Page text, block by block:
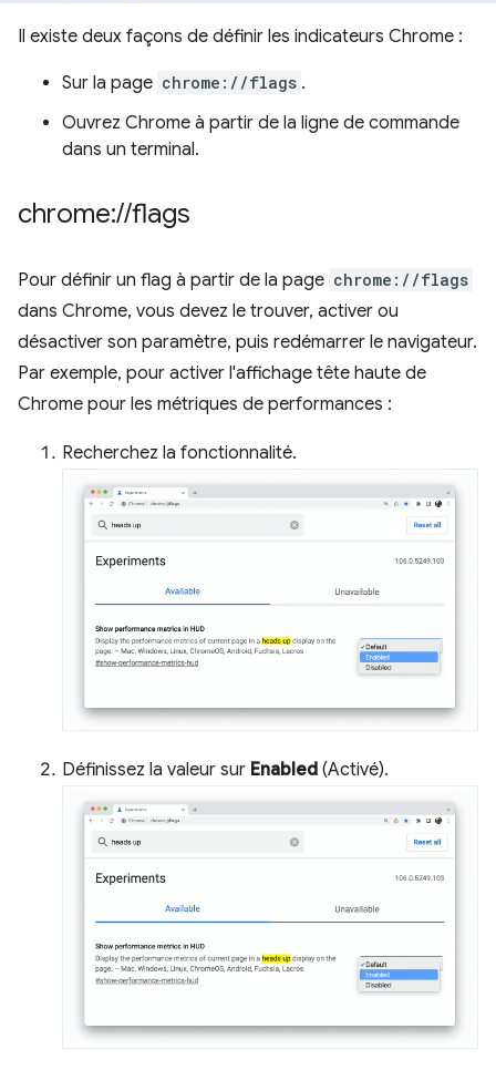
Il existe deux façons de définir les indicateurs Chrome :
Sur la page chrome://flags .
Ouvrez Chrome à partir de la ligne de commande
dans un terminal.
chrome://flags
Pour définir un flag à partir de la page chrome://flags
dans Chrome, vous devez le trouver, activer ou
désactiver son paramètre, puis redémarrer le navigateur.
Par exemple, pour activer l'affichage tête haute de
Chrome pour les métriques de performances :
Recherchez la fonctionnalité.
Définissez la valeur sur Enabled (Activé).